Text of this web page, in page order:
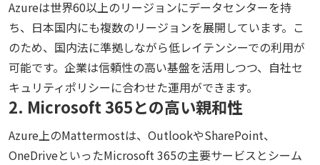
Azureは世界60以上のリージョンにデータセンターを持
ち、日本国内にも複数のリージョンを展開しています。こ
のため、国内法に準拠しながら低レイテンシーでの利用が
可能です。企業は信頼性の高い基盤を活用しつつ、自社セ
キュリティポリシーに合わせた運用ができます。
2. Microsoft 365との高い親和性
Azure上のMattermostは、OutlookやSharePoint、
OneDriveといったMicrosoft 365の主要サービスとシーム